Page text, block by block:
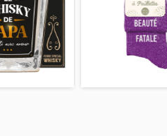
Previous Next